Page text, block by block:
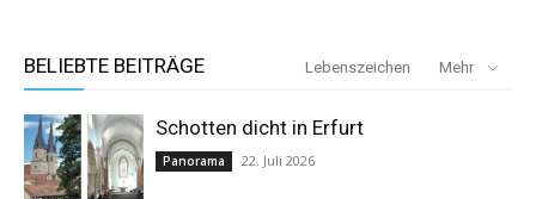
BELIEBTE BEITRÄGE Lebenszeichen Mehr
Schotten dicht in Erfurt
Panorama 22. Juli 2026